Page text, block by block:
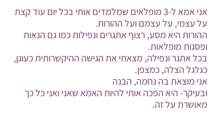
אני אמא ל-3 מופלאים שמלמדים אותי בכל יום עוד קצת
על עצמי, על עצמם ועל ההורות.
ההורות היא מסע, רצוף אתגרים ונפילות כמו גם הנאות
ופסגות מופלאות.
בכל אתגר ונפילה, מצאתי את הגישה ההיקשרותית כעוגן,
כגלגל הצלה, כמצפן.
אני מוצאת בה נחמה, הבנה
ובעיקר- היא הפכה אותי להיות האמא שאני ואני כל כך
מאושרת על זה.